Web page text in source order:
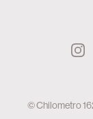
© Chilometro